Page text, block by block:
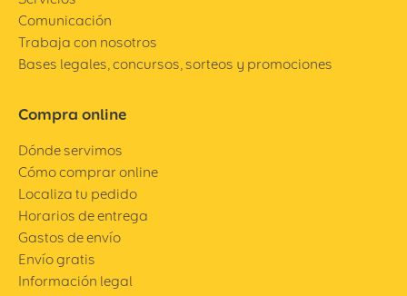
Comunicación
Trabaja con nosotros
Bases legales, concursos, sorteos y promociones
Compra online
Dónde servimos
Cómo comprar online
Localiza tu pedido
Horarios de entrega
Gastos de envío
Envío gratis
Información legal